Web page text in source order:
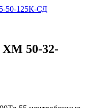
50-125К-СД
ХМ 50-32-